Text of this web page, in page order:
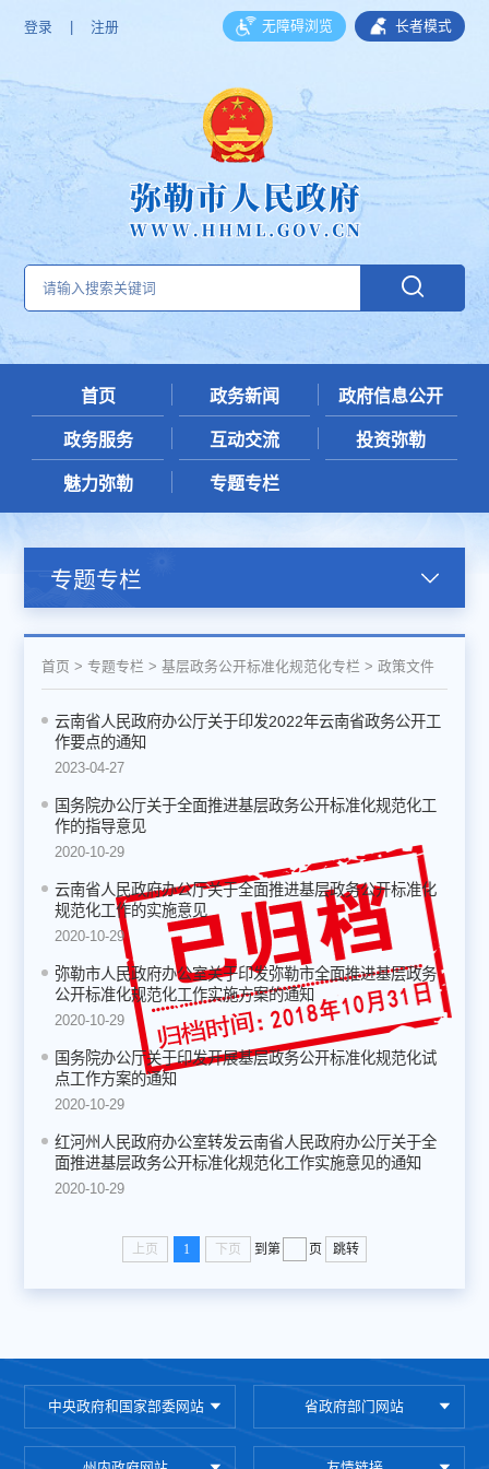
登录 注册 无障碍浏览 长者模式
首页 政务新闻 政府信息公开
政务服务 互动交流 投资弥勒
魅力弥勒 专题专栏
专题专栏
首页 >专题专栏 >基层政务公开标准化规范化专栏 >政策文件
云南省人民政府办公厅关于印发2022年云南省政务公开工
作要点的通知
2023-04-27
国务院办公厅关于全面推进基层政务公开标准化规范化工
作的指导意见
2020-10-29
云南省人民政府办公厅关于全面推进基层政务公开标准化
规范化工作的实施意见
2020-10-29
弥勒市人民政府办公室关于印发弥勒市全面推进基层政务
公开标准化规范化工作实施方案的通知
2020-10-29
国务院办公厅关于印发开展基层政务公开标准化规范化试
点工作方案的通知
2020-10-29
红河州人民政府办公室转发云南省人民政府办公厅关于全
面推进基层政务公开标准化规范化工作实施意见的通知
2020-10-29
上页 1 下页 到第 页 跳转
中央政府和国家部委网站 省政府部门网站